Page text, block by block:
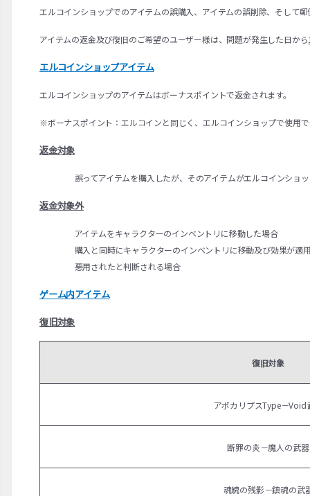
エルコインショップでのアイテムの誤購入、アイテムの誤削除、そして
アイテムの返金及び復旧のご希望のユーザー様は、問題が発生した日から
エルコインショップアイテム
エルコインショップのアイテムはボーナスポイントで返金されます。
※ボーナスポイント：エルコインと同じく、エルコインショップで使用
返金対象
誤ってアイテムを購入したが、そのアイテムがエルコインショ
返金対象外
アイテムをキャラクターのインベントリに移動した場合
購入と同時にキャラクターのインベントリに移動及び効果が適
悪用されたと判断される場合
ゲーム内アイテム
復旧対象
復旧対象
アポカリプスType－Void
断罪の炎－魔人の武器
魂魄の残影－鎮魂の武